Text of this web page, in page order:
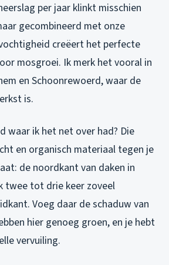
per jaar klinkt misschien
gecombineerd met onze
creëert het perfecte
mosgroei. Ik merk het vooral in
en Schoonrewoerd, waar de
is.
waar ik het net over had? Die
en organisch materiaal tegen je
de noordkant van daken in
twee tot drie keer zoveel
Voeg daar de schaduw van
hier genoeg groen, en je hebt
vervuiling.